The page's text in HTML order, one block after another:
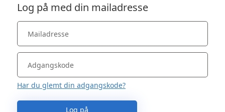
Log på med din mailadresse
Har du glemt din adgangskode?
Log på